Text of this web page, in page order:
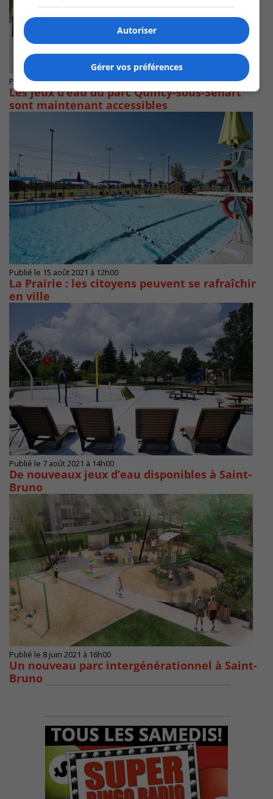
Publié le 21 août 2021 à 16h00
Les jeux d’eau du parc Quincy-sous-Sénart
sont maintenant accessibles
Publié le 15 août 2021 à 12h00
La Prairie : les citoyens peuvent se rafraîchir
en ville
Publié le 7 août 2021 à 14h00
De nouveaux jeux d’eau disponibles à Saint-
Bruno
Publié le 8 juin 2021 à 16h00
Un nouveau parc intergénérationnel à Saint-
Bruno
Autoriser
Gérer vos préférences